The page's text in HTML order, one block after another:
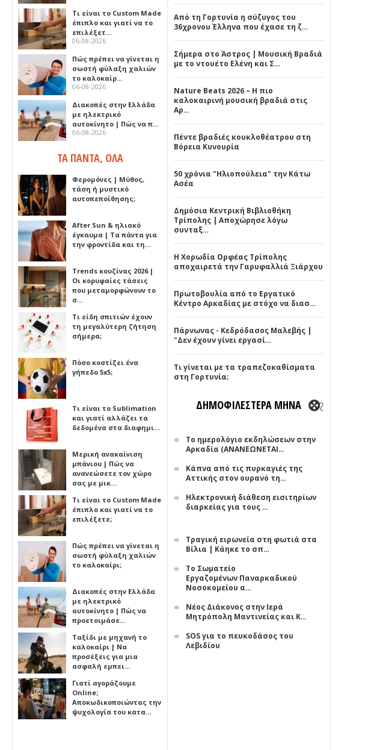
Τι είναι το Custom Made
έπιπλο και γιατί να το
επιλέξετ…
06-08-2026
Πώς πρέπει να γίνεται η
σωστή φύλαξη χαλιών
το καλοκαίρ…
06-08-2026
Διακοπές στην Ελλάδα
με ηλεκτρικό
αυτοκίνητο | Πώς να π…
06-08-2026
ΤΑ ΠΑΝΤΑ, ΟΛΑ
Φερομόνες | Μύθος,
τάση ή μυστικό
αυτοπεποίθησης;
After Sun & ηλιακό
έγκαυμα | Τα πάντα για
την φροντίδα και τη…
Trends κουζίνας 2026 |
Οι κορυφαίες τάσεις
που μεταμορφώνουν το
σ…
Τι είδη σπιτιών έχουν
τη μεγαλύτερη ζήτηση
σήμερα;
Πόσο κοστίζει ένα
γήπεδο 5x5;
Τι είναι το Sublimation
και γιατί αλλάζει τα
δεδομένα στα διαφημι…
Μερική ανακαίνιση
μπάνιου | Πώς να
ανανεώσετε τον χώρο
σας με μικ…
Τι είναι το Custom Made
έπιπλο και γιατί να το
επιλέξετε;
Πώς πρέπει να γίνεται η
σωστή φύλαξη χαλιών
το καλοκαίρι;
Διακοπές στην Ελλάδα
με ηλεκτρικό
αυτοκίνητο | Πώς να
προετοιμάσε…
Ταξίδι με μηχανή το
καλοκαίρι | Να
προσέξεις για μια
ασφαλή εμπει…
Γιατί αγοράζουμε
Online;
Αποκωδικοποιώντας την
ψυχολογία του κατα…
Από τη Γορτυνία η σύζυγος του
36χρονου Έλληνα που έχασε τη ζ…
Σήμερα στο Άστρος | Μουσική Βραδιά
με το ντουέτο Ελένη και Σ…
Nature Beats 2026 – Η πιο
καλοκαιρινή μουσική βραδιά στις
Αρ…
Πέντε βραδιές κουκλοθέατρου στη
Βόρεια Κυνουρία
50 χρόνια "Ηλιοπούλεια" την Κάτω
Ασέα
Δημόσια Κεντρική Βιβλιοθήκη
Τρίπολης | Αποχώρησε λόγω
συνταξ…
Η Χορωδία Ορφέας Τρίπολης
αποχαιρετά την Γαρυφαλλιά Ξιάρχου
Πρωτοβουλία από το Εργατικό
Κέντρο Αρκαδίας με στόχο να διασ…
Πάρνωνας - Κεδρόδασος Μαλεβής |
"Δεν έχουν γίνει εργασί…
Τι γίνεται με τα τραπεζοκαθίσματα
στη Γορτυνία;
ΔΗΜΟΦΙΛΕΣΤΕΡΑ ΜΗΝΑ
Το ημερολόγιο εκδηλώσεων στην
Αρκαδία (ΑΝΑΝΕΩΝΕΤΑΙ…
Κάπνα από τις πυρκαγιές της
Αττικής στον ουρανό τη…
Ηλεκτρονική διάθεση εισιτηρίων
διαρκείας για τους …
Τραγική ειρωνεία στη φωτιά στα
Βίλια | Κάηκε το σπ…
Το Σωματείο
Εργαζομένων Παναρκαδικού
Νοσοκομείου α…
Νέος Διάκονος στην Ιερά
Μητρόπολη Μαντινείας και Κ…
SOS για το πευκοδάσος του
Λεβιδίου